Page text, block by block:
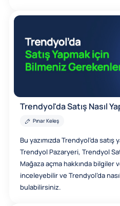
Trendyol'da Satış Nasıl
Pınar Keleş
Bu yazımızda Trendyol’da
Trendyol Pazaryeri, Trendyol
Mağaza açma hakkında bilgiler
inceleyebilir ve Trendyol’da
bulabilirsiniz.